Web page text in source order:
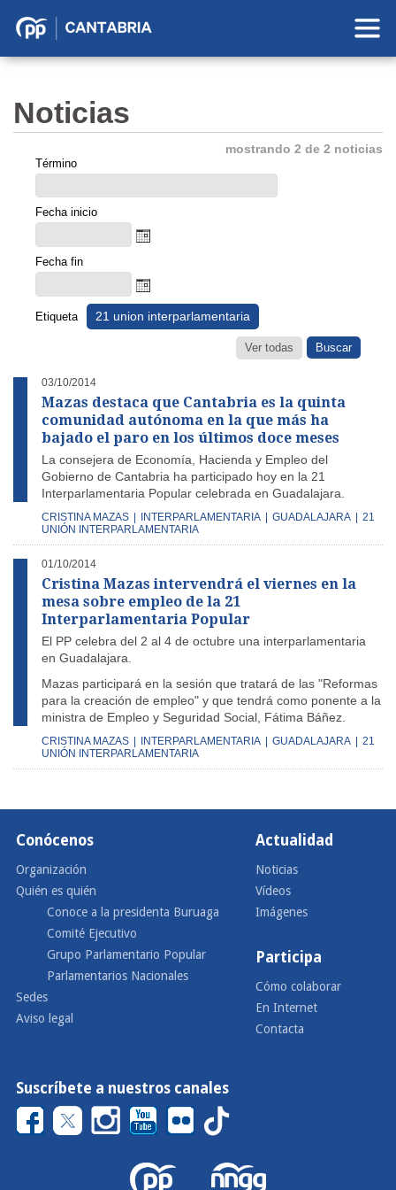
Partido
Cantabria
Noticias
mostrando 2 de 2 noticias
Término
Fecha inicio
Fecha fin
Etiqueta 21 union interparlamentaria
Ver todas
03/10/2014
Mazas destaca que Cantabria es la quinta
comunidad autónoma en la que más ha
bajado el paro en los últimos doce meses
La consejera de Economía, Hacienda y Empleo del
Gobierno de Cantabria ha participado hoy en la 21
Interparlamentaria Popular celebrada en Guadalajara.
CRISTINA MAZAS INTERPARLAMENTARIA GUADALAJARA
21
UNIÓN INTERPARLAMENTARIA
01/10/2014
Cristina Mazas intervendrá el viernes en la
mesa sobre empleo de la 21
Interparlamentaria Popular
El PP celebra del 2 al 4 de octubre una interparlamentaria
en Guadalajara.
Mazas participará en la sesión que tratará de las "Reformas
para la creación de empleo" y que tendrá como ponente a la
ministra de Empleo y Seguridad Social, Fátima Báñez.
CRISTINA MAZAS INTERPARLAMENTARIA GUADALAJARA
21
UNIÓN INTERPARLAMENTARIA
Conócenos
Organización
Quién es quién
Conoce a la presidenta Buruaga
Comité Ejecutivo
Grupo Parlamentario Popular
Parlamentarios Nacionales
Sedes
Aviso legal
Actualidad
Noticias
Vídeos
Imágenes
Participa
Cómo colaborar
En Internet
Contacta
Suscríbete a nuestros canales